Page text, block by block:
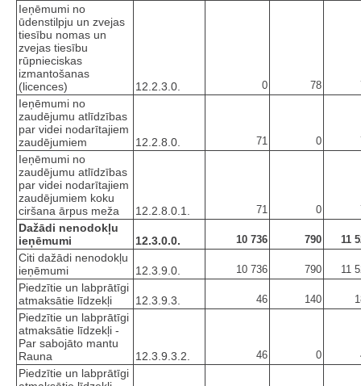
Ieņēmumi no
ūdenstilpju un zvejas
tiesību nomas un
zvejas tiesību
rūpnieciskas
izmantošanas
(licences)
12.2.3.0. 0 78
Ieņēmumi no
zaudējumu atlīdzības
par videi nodarītajiem
zaudējumiem
12.2.8.0. 71 0
Ieņēmumi no
zaudējumu atlīdzības
par videi nodarītajiem
zaudējumiem koku
ciršana ārpus meža
12.2.8.0.1. 71 0
Dažādi nenodokļu
ieņēmumi
12.3.0.0. 10 736 790 11
Citi dažādi nenodokļu
ieņēmumi
12.3.9.0. 10 736 790 11
Piedzītie un labprātīgi
atmaksātie līdzekļi
12.3.9.3. 46 140
Piedzītie un labprātīgi
atmaksātie līdzekļi -
Par sabojāto mantu
Rauna
12.3.9.3.2. 46 0
Piedzītie un labprātīgi